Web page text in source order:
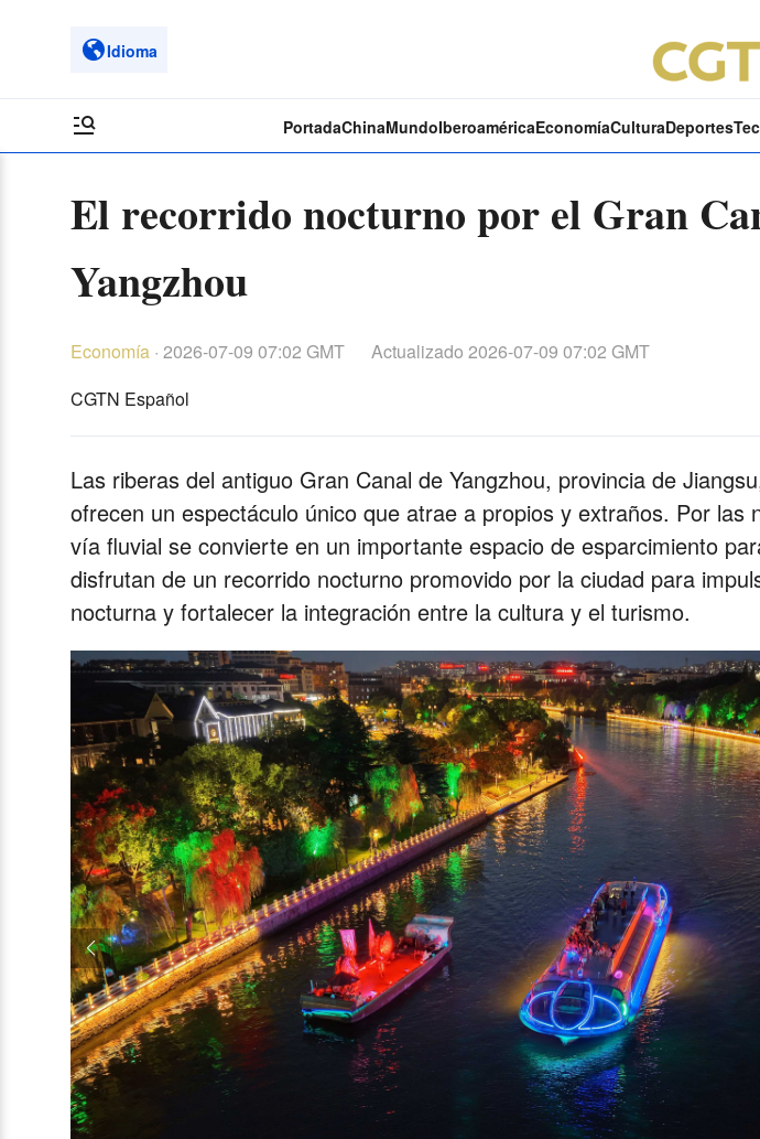
Idioma
PortadaChinaMundoIberoaméricaEconomíaCulturaDeportes
El recorrido nocturno por el Gran
Yangzhou
Economía · 2026-07-09 07:02 GMT Actualizado 2026-07-09 07:02 GMT
CGTN Español
Las riberas del antiguo Gran Canal de Yangzhou, provincia de
ofrecen un espectáculo único que atrae a propios y extraños. Por las
vía fluvial se convierte en un importante espacio de esparcimiento
disfrutan de un recorrido nocturno promovido por la ciudad para
nocturna y fortalecer la integración entre la cultura y el turismo.